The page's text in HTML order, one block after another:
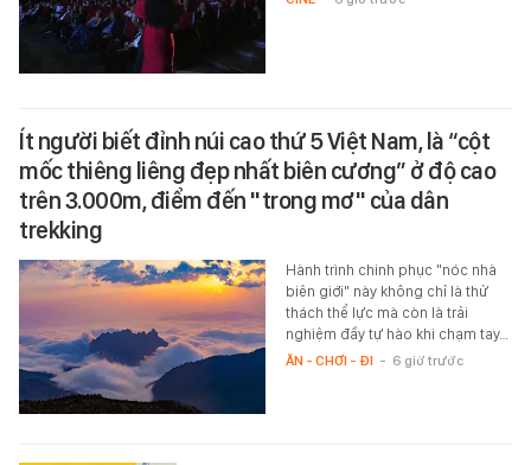
Ít người biết đỉnh núi cao thứ 5 Việt Nam, là “cột
mốc thiêng liêng đẹp nhất biên cương” ở độ cao
trên 3.000m, điểm đến "trong mơ" của dân
trekking
Hành trình chinh phục "nóc nhà
biên giới" này không chỉ là thử
thách thể lực mà còn là trải
nghiệm đầy tự hào khi chạm tay…
ĂN - CHƠI - ĐI - 6 giờ trước